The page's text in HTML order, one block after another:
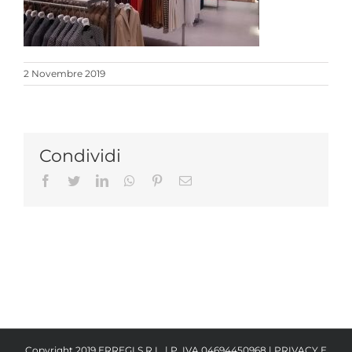
2 Novembre 2019
Condividi
Facebook
TwitterLinkedInWhatsappPinterestEmail